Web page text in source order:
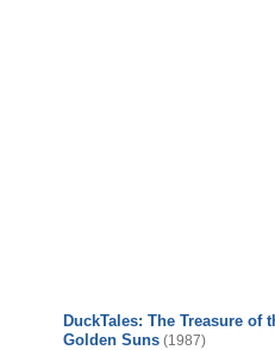
DuckTales: The Treasure of
Golden Suns (1987)